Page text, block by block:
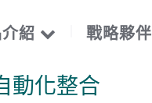
動化整合
紹 戰略夥伴